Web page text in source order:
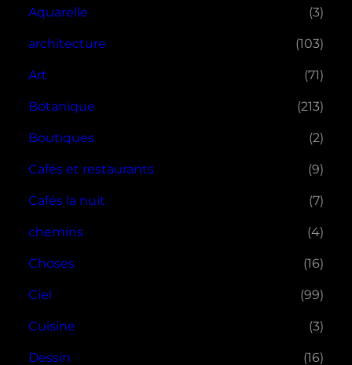
Aquarelle (3)
architecture (103)
Art (71)
Botanique (213)
Boutiques (2)
Cafés et restaurants (9)
Cafés la nuit (7)
chemins (4)
Choses (16)
Ciel (99)
Cuisine (3)
Dessin (16)